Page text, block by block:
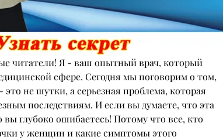
читатели! Я - ваш опытный врач, который
сфере. Сегодня мы поговорим о том,
это не шутки, а серьезная проблема, которая
последствиям. И если вы думаете, что эта
вы глубоко ошибаетесь! Потому что все, кто
у женщин и какие симптомы этого